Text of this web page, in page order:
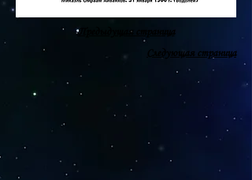
Предыдущая страница
Следующая страница